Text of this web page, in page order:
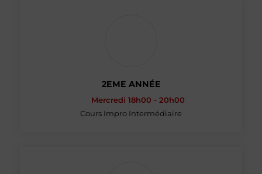
2EME ANNÉE
Mercredi 18h00 - 20h00
Cours Impro Intermédiaire